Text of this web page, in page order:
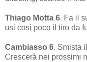
Thiago Motta 6. Fa il
usi così poco il tiro da
Cambiasso 6. Smista
Crescerà nei prossimi